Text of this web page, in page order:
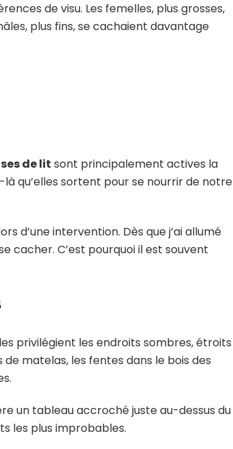
de visu. Les femelles, plus grosses,
plus fins, se cachaient davantage
de lit sont principalement actives la
qu’elles sortent pour se nourrir de notre
d’une intervention. Dès que j’ai allumé
cacher. C’est pourquoi il est souvent
privilégient les endroits sombres, étroits
matelas, les fentes dans le bois des
un tableau accroché juste au-dessus du
les plus improbables.